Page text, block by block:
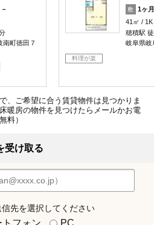
－
南町徳田７
敷
1ヶ月
41㎡
1K
穂積駅
岐阜県岐
料理が楽
、ご希望に合う賃貸物件は見つかりま
暖房の物件を見つけたらメールかお電
料）
受け取る
先を選択してください
トフォン PC